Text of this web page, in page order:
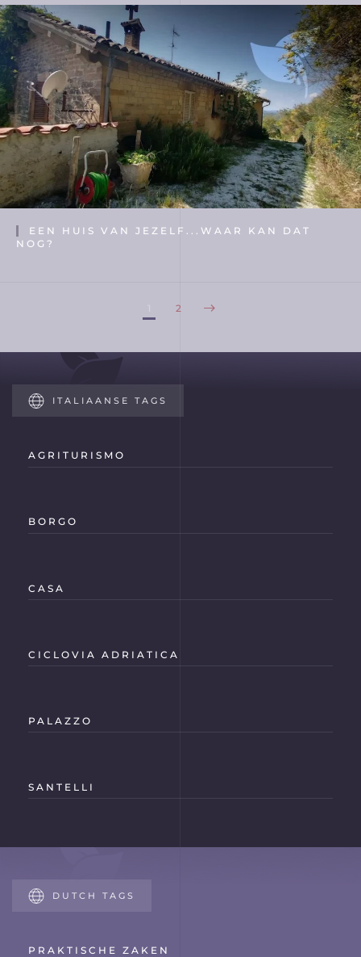
EEN HUIS VAN JEZELF...WAAR KAN DAT
NOG?
2
ITALIAANSE TAGS
AGRITURISMO
BORGO
CASA
CICLOVIA ADRIATICA
PALAZZO
SANTELLI
DUTCH TAGS
PRAKTISCHE ZAKEN